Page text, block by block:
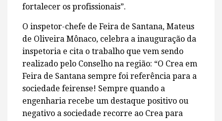
fortalecer os profissionais”.
O inspetor-chefe de Feira de Santana, Mateus
de Oliveira Mônaco, celebra a inauguração da
inspetoria e cita o trabalho que vem sendo
realizado pelo Conselho na região: “O Crea em
Feira de Santana sempre foi referência para a
sociedade feirense! Sempre quando a
engenharia recebe um destaque positivo ou
negativo a sociedade recorre ao Crea para